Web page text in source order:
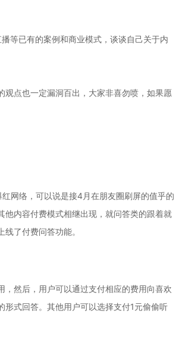
等已有的案例和商业模式，谈谈自己关于内
观点也一定漏洞百出，大家非喜勿喷，如果愿
网络，可以说是接4月在朋友圈刷屏的值乎的
内容付费模式相继出现，就问答类的跟着就
了付费问答功能。
然后，用户可以通过支付相应的费用向喜欢
式回答。其他用户可以选择支付1元偷偷听